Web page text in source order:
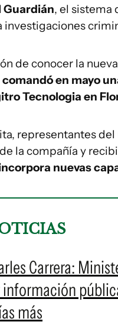
Guardián, el sistema
investigaciones
de conocer la
comandó en mayo
Tecnologia en
representantes
la compañía y
nuevas
Carrera:
más